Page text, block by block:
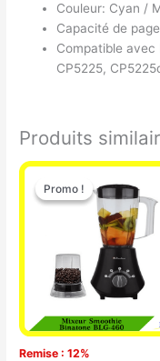
Couleur: Cyan /
Capacité de
Compatible avec
CP5225,
Produits
Promo !
Remise : 12%
Promo !
Le
prix
initial
était :
25.000 CFA.
Le